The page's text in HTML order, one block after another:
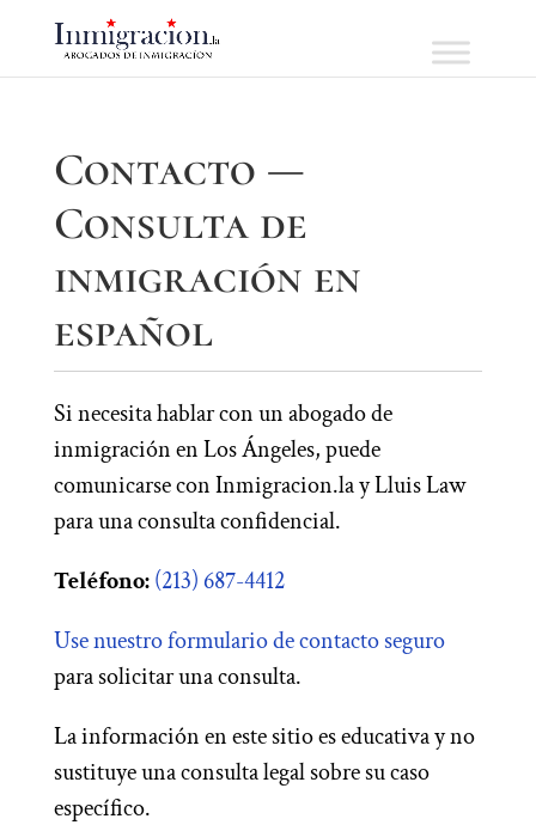
Contacto —
Consulta de
inmigración en
español
Si necesita hablar con un abogado de
inmigración en Los Ángeles, puede
comunicarse con Inmigracion.la y Lluis Law
para una consulta confidencial.
Teléfono: (213) 687-4412
Use nuestro formulario de contacto seguro
para solicitar una consulta.
La información en este sitio es educativa y no
sustituye una consulta legal sobre su caso
específico.